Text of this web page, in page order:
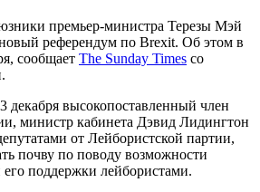
премьер-министра Терезы Мэй
новый референдум по Brexit. Об этом в
сообщает The Sunday Times со
декабря высокопоставленный член
министр кабинета Дэвид Лидингтон
от Лейбористской партии,
почву по поводу возможности
поддержки лейбористами.